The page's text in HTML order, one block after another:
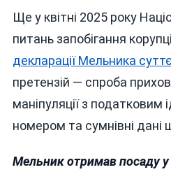
Ще у квітні 2025 року
питань запобігання
декларації Мельника
претензій — спроба
маніпуляції з податковим
номером та сумнівні дані
Мельник отримав посаду